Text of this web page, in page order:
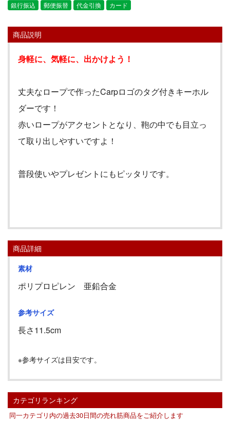
銀行振込 郵便振替 代金引換 カード
商品説明
身軽に、気軽に、出かけよう！
丈夫なロープで作ったCarpロゴのタグ付きキーホル
ダーです！
赤いロープがアクセントとなり、鞄の中でも目立っ
て取り出しやすいですよ！
普段使いやプレゼントにもピッタリです。
商品詳細
素材
ポリプロピレン 亜鉛合金
参考サイズ
長さ11.5cm
※参考サイズは目安です。
カテゴリランキング
同一カテゴリ内の過去30日間の売れ筋商品をご紹介します